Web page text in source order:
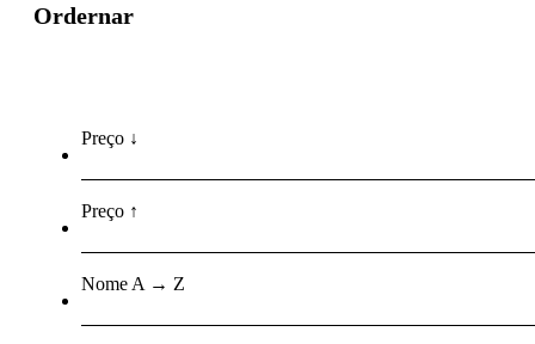
Ordernar
Preço ↓
Preço ↑
Nome A → Z